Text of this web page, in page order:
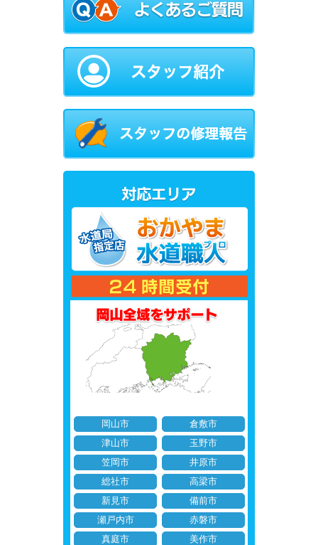
岡山市
倉敷市
津山市
玉野市
笠岡市
井原市
総社市
高梁市
新見市
備前市
瀬戸内市
赤磐市
真庭市
美作市